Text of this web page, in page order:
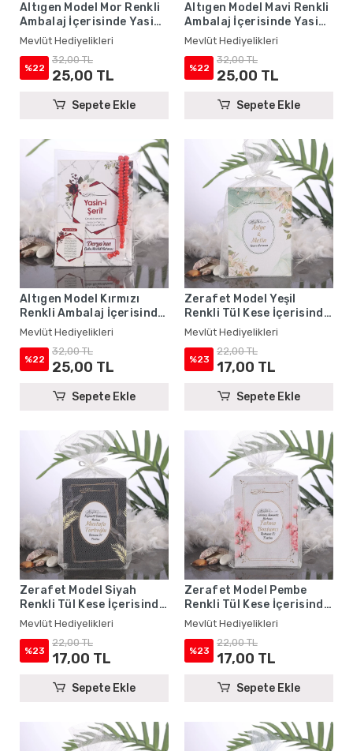
Altıgen Model Mor Renkli
Ambalaj İçerisinde Yasin
Kitabı, Magnet ve Tesbih -
Mevlüt Hediyelikleri
Mevlüt Hediyelikleri
%22
32,00 TL
25,00 TL
Sepete Ekle
Altıgen Model Mavi Renkli
Ambalaj İçerisinde Yasin
Kitabı, Magnet ve Tesbih -
Mevlüt Hediyelikleri
Mevlüt Hediyelikleri
%22
32,00 TL
25,00 TL
Sepete Ekle
Altıgen Model Kırmızı
Renkli Ambalaj İçerisinde
Yasin Kitabı, Magnet ve
Tesbih - Mevlüt
Hediyelikleri
Mevlüt Hediyelikleri
%22
32,00 TL
25,00 TL
Sepete Ekle
Zerafet Model Yeşil
Renkli Tül Kese İçerisinde
Yasin Kitabı - Mevlüt
Hediyelikleri
Mevlüt Hediyelikleri
%23
22,00 TL
17,00 TL
Sepete Ekle
Zerafet Model Siyah
Renkli Tül Kese İçerisinde
Yasin Kitabı - Mevlüt
Hediyelikleri
Mevlüt Hediyelikleri
%23
22,00 TL
17,00 TL
Sepete Ekle
Zerafet Model Pembe
Renkli Tül Kese İçerisinde
Yasin Kitabı - Mevlüt
Hediyelikleri
Mevlüt Hediyelikleri
%23
22,00 TL
17,00 TL
Sepete Ekle